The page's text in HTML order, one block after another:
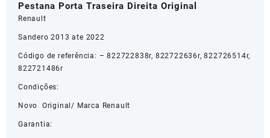
Sandero
-
822722838r
Pestana Porta Traseira Direita Original
Renault
Sandero 2013 ate 2022
Código de referência: – 822722838r, 822722636r, 822726514r,
822721486r
Condições:
Novo Original/ Marca Renault
Garantia: